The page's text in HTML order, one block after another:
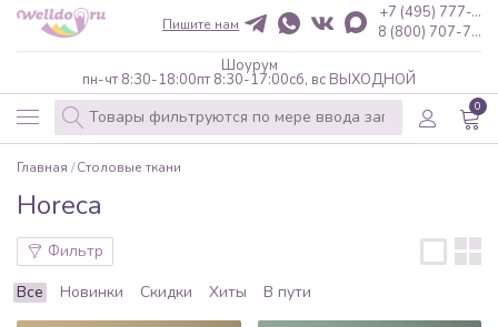
Шоурум
пн-чт 8:30-18:00пт 8:30-17:00сб, вс ВЫХОДНОЙ
+7 (495) 777-...
8 (800) 707-7...
Пишите нам
0
Главная Столовые ткани
Horeca
Фильтр
Все
Новинки Скидки Хиты В пути